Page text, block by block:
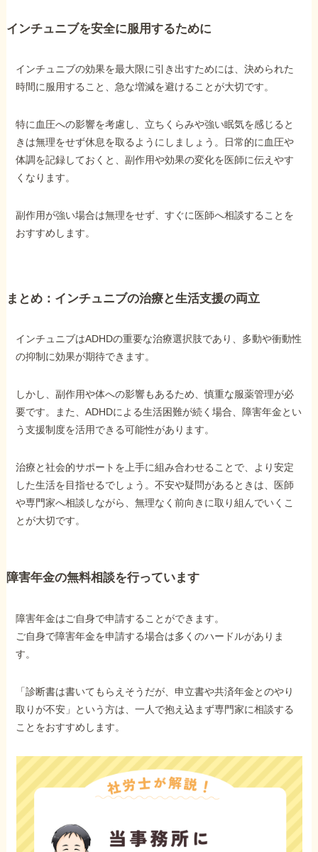
インチュニブを安全に服用するために
インチュニブの効果を最大限に引き出すためには、決められた
時間に服用すること、急な増減を避けることが大切です。
特に血圧への影響を考慮し、立ちくらみや強い眠気を感じると
きは無理をせず休息を取るようにしましょう。日常的に血圧や
体調を記録しておくと、副作用や効果の変化を医師に伝えやす
くなります。
副作用が強い場合は無理をせず、すぐに医師へ相談することを
おすすめします。
まとめ：インチュニブの治療と生活支援の両立
インチュニブはADHDの重要な治療選択肢であり、多動や衝動性
の抑制に効果が期待できます。
しかし、副作用や体への影響もあるため、慎重な服薬管理が必
要です。また、ADHDによる生活困難が続く場合、障害年金とい
う支援制度を活用できる可能性があります。
治療と社会的サポートを上手に組み合わせることで、より安定
した生活を目指せるでしょう。不安や疑問があるときは、医師
や専門家へ相談しながら、無理なく前向きに取り組んでいくこ
とが大切です。
障害年金の無料相談を行っています
障害年金はご自身で申請することができます。
ご自身で障害年金を申請する場合は多くのハードルがありま
す。
「診断書は書いてもらえそうだが、申立書や共済年金とのやり
取りが不安」という方は、一人で抱え込まず専門家に相談する
ことをおすすめします。